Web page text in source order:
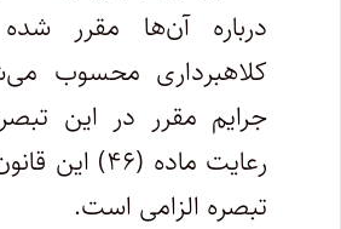
درباره آن‌ها مقرر
کلاهبرداری محسوب
جرایم مقرر در این
رعایت ماده
تبصره الزامی است.